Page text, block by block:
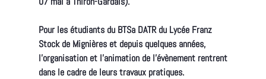
Pour les étudiants du BTSa DATR du Lycée Franz
Stock de Mignières et depuis quelques années,
l’organisation et l’animation de l’évènement rentrent
dans le cadre de leurs travaux pratiques.